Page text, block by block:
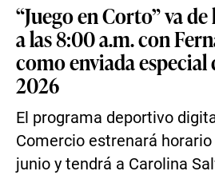
“Juego en Corto” va
a las 8:00 a.m. con
como enviada
2026
El programa deportivo
Comercio estrenará horario
junio y tendrá a Carolina